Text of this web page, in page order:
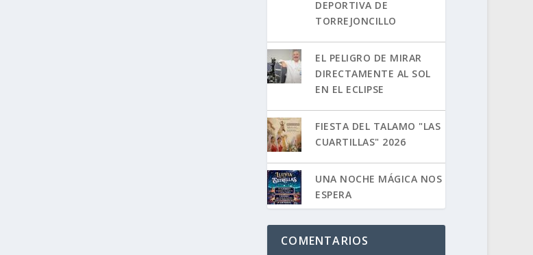
DEPORTIVA DE
TORREJONCILLO
EL PELIGRO DE MIRAR
DIRECTAMENTE AL SOL
EN EL ECLIPSE
FIESTA DEL TALAMO "LAS
CUARTILLAS" 2026
UNA NOCHE MÁGICA NOS
ESPERA
COMENTARIOS